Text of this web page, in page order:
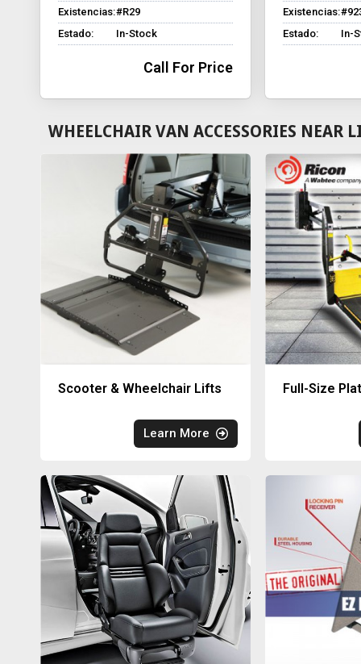
Existencias:#R29
Estado:
In-Stock
Call For Price
Existencias:
Estado:
In-
WHEELCHAIR VAN ACCESSORIES NEAR
Scooter & Wheelchair Lifts
Learn More
Full-Size